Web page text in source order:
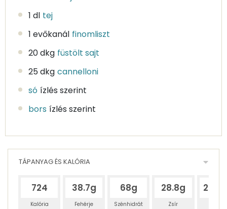
1 dl tej
1 evőkanál finomliszt
20 dkg füstölt sajt
25 dkg cannelloni
só ízlés szerint
bors ízlés szerint
TÁPANYAG ÉS KALÓRIA
724
Kalória
38.7g
Fehérje
68g
Szénhidrát
28.8g
Zsír